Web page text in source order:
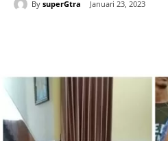
By superGtra Januari 23, 2023